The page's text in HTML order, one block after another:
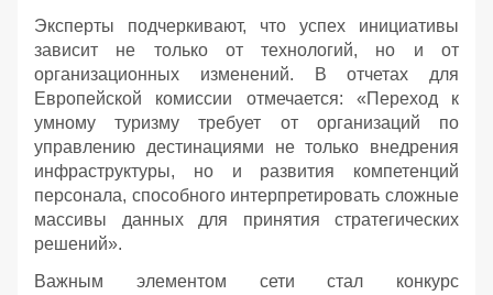
Эксперты подчеркивают, что успех инициативы
зависит не только от технологий, но и от
организационных изменений. В отчетах для
Европейской комиссии отмечается: «Переход к
умному туризму требует от организаций по
управлению дестинациями не только внедрения
инфраструктуры, но и развития компетенций
персонала, способного интерпретировать сложные
массивы данных для принятия стратегических
решений».
Важным элементом сети стал конкурс